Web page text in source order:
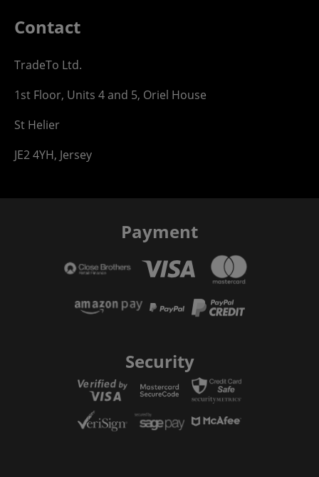
Contact
TradeTo Ltd.
1st Floor, Units 4 and 5, Oriel House
St Helier
JE2 4YH, Jersey
Payment
Security